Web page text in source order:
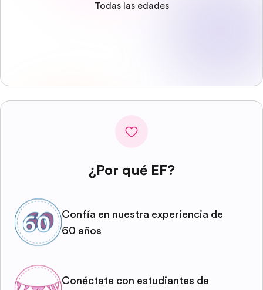
Todas las edades
¿Por qué EF?
Confía en nuestra experiencia de
60 años
Conéctate con estudiantes de